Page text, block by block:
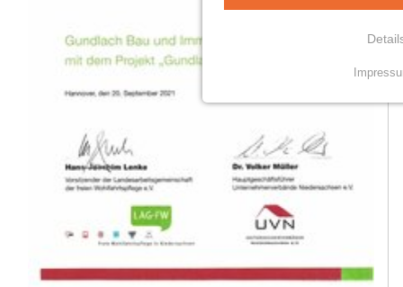
Funktionen und sind für
Nutzung der Website
mindshape Cookie
Name: